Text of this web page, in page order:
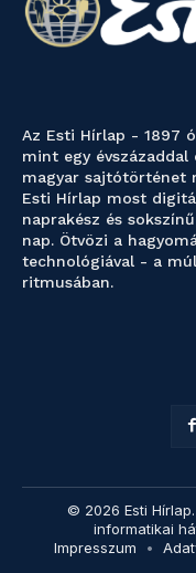
Az Esti Hírlap - 1897
mint egy
magyar sajtótörténet
Esti Hírlap most
naprakész és
nap. Ötvözi a
technológiával - a
ritmusában.
© 2026 Esti
informatikai
Impresszum